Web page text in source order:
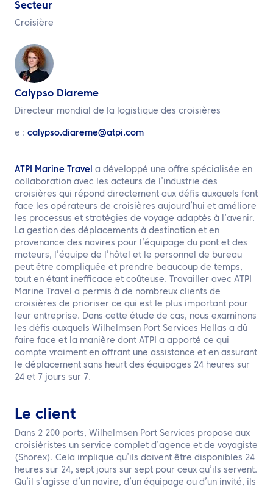
FR
Secteur
Croisière
Calypso Diareme
Directeur mondial de la logistique des croisières
e : calypso.diareme@atpi.com
ATPI Marine Travel a développé une offre spécialisée en
collaboration avec les acteurs de l’industrie des
croisières qui répond directement aux défis auxquels font
face les opérateurs de croisières aujourd’hui et améliore
les processus et stratégies de voyage adaptés à l’avenir.
La gestion des déplacements à destination et en
provenance des navires pour l’équipage du pont et des
moteurs, l’équipe de l’hôtel et le personnel de bureau
peut être compliquée et prendre beaucoup de temps,
tout en étant inefficace et coûteuse. Travailler avec ATPI
Marine Travel a permis à de nombreux clients de
croisières de prioriser ce qui est le plus important pour
leur entreprise. Dans cette étude de cas, nous examinons
les défis auxquels Wilhelmsen Port Services Hellas a dû
faire face et la manière dont ATPI a apporté ce qui
compte vraiment en offrant une assistance et en assurant
le déplacement sans heurt des équipages 24 heures sur
24 et 7 jours sur 7.
Le client
Dans 2 200 ports, Wilhelmsen Port Services propose aux
croisiéristes un service complet d’agence et de voyagiste
(Shorex). Cela implique qu’ils doivent être disponibles 24
heures sur 24, sept jours sur sept pour ceux qu’ils servent.
Qu’il s’agisse d’un navire, d’un équipage ou d’un invité, ils